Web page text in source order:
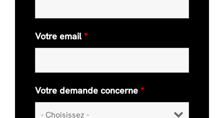
Votre email*
Votre demande concerne *